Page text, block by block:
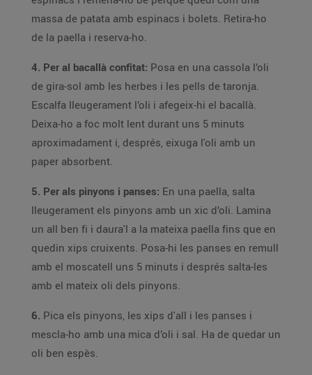
massa de patata amb espinacs i bolets. Retira-ho
de la paella i reserva-ho.
4. Per al bacallà confitat: Posa en una cassola l’oli
de gira-sol amb les herbes i les pells de taronja.
Escalfa lleugerament l’oli i afegeix-hi el bacallà.
Deixa-ho a foc molt lent durant uns 5 minuts
aproximadament i, després, eixuga l'oli amb un
paper absorbent.
5. Per als pinyons i panses: En una paella, salta
lleugerament els pinyons amb un xic d’oli. Lamina
un all ben fi i daura'l a la mateixa paella fins que en
quedin xips cruixents. Posa-hi les panses en remull
amb el moscatell uns 5 minuts i després salta-les
amb el mateix oli dels pinyons.
6. Pica els pinyons, les xips d'all i les panses i
mescla-ho amb una mica d’oli i sal. Ha de quedar un
oli ben espès.